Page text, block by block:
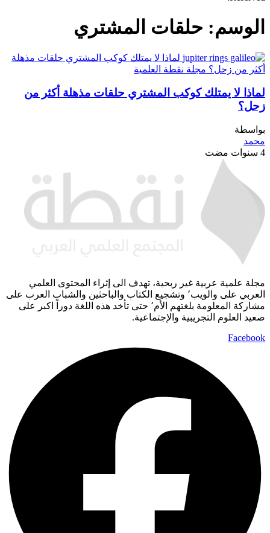
الوسم: حلقات المشتري
لماذا لا يمتلك كوكب المشتري حلقات مذهلة أكثر من
زحل؟
بواسطة
محمد
4 سنوات مضت
مجلة علمية عربية غير ربحية، تهدف الى إثراء المحتوى العلمي
العربي على والويب٬ وتشجيع الكتاب والباحثين والشباب العرب على
مشاركة المعلومة بلغتهم الأم٬ حتى تأخد هذه اللغة دوراً اكبر على
صعيد العلوم التجريبية والإجتماعية.
Facebook